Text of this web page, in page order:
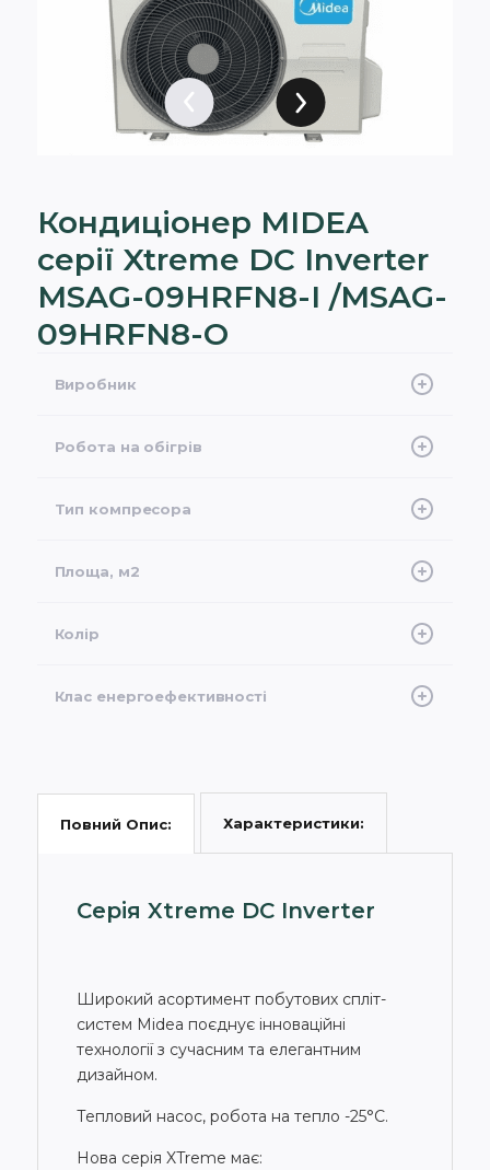
Кондиціонер MIDEA
серії Xtreme DC Inverter
MSAG-09HRFN8-I /MSAG-
09HRFN8-O
Виробник
Робота на обігрів
Тип компресора
Площа, м2
Колір
Клас енергоефективності
Повний Опис: Характеристики:
Серія Xtreme DC Inverter
Широкий асортимент побутових спліт-
систем Midea поєднує інноваційні
технології з сучасним та елегантним
дизайном.
Тепловий насос, робота на тепло -25°С.
Нова серія XTreme має: